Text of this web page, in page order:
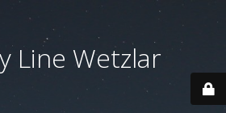
Line Wetzlar